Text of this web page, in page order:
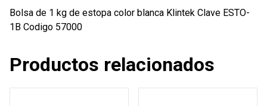
Bolsa de 1 kg de estopa color blanca Klintek Clave ESTO-
1B Codigo 57000
Productos relacionados